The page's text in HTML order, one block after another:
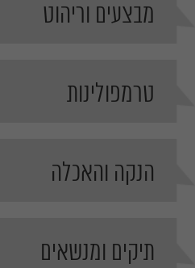
מבצעים וריהוט
טרמפולינות
הנקה והאכלה
תיקים ומנשאים